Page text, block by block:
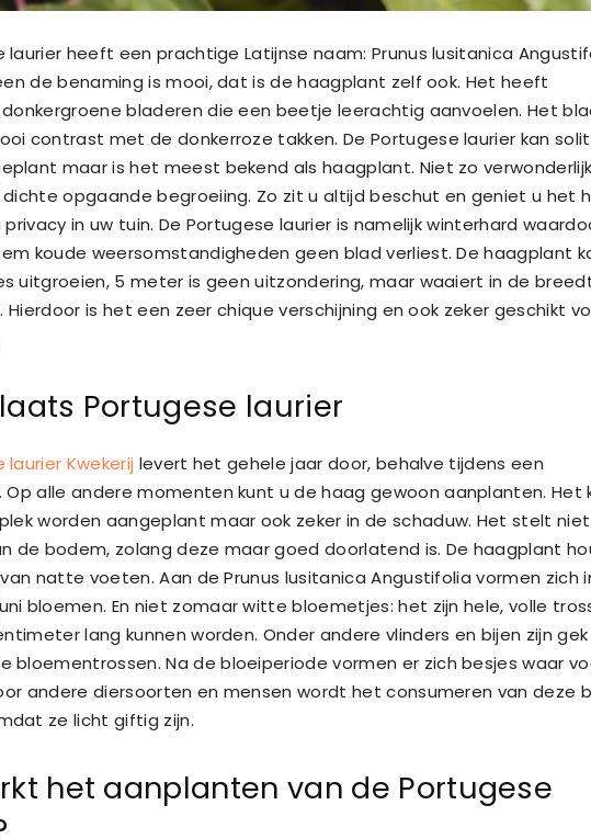
laurier heeft een prachtige Latijnse naam: Prunus lusitanica
de benaming is mooi, dat is de haagplant zelf ook. Het heeft
bladeren die een beetje leerachtig aanvoelen. Het
contrast met de donkerroze takken. De Portugese laurier kan
maar is het meest bekend als haagplant. Niet zo
opgaande begroeiing. Zo zit u altijd beschut en geniet u het
in uw tuin. De Portugese laurier is namelijk winterhard
koude weersomstandigheden geen blad verliest. De haagplant
uitgroeien, 5 meter is geen uitzondering, maar waaiert in de
Hierdoor is het een zeer chique verschijning en ook zeker geschikt
Portugese laurier
laurier Kwekerij levert het gehele jaar door, behalve tijdens een
Op alle andere momenten kunt u de haag gewoon aanplanten. Het
worden aangeplant maar ook zeker in de schaduw. Het stelt
de bodem, zolang deze maar goed doorlatend is. De haagplant
natte voeten. Aan de Prunus lusitanica Angustifolia vormen zich
bloemen. En niet zomaar witte bloemetjes: het zijn hele, volle
lang kunnen worden. Onder andere vlinders en bijen zijn
bloementrossen. Na de bloeiperiode vormen er zich besjes waar
andere diersoorten en mensen wordt het consumeren van deze
ze licht giftig zijn.
het aanplanten van de Portugese